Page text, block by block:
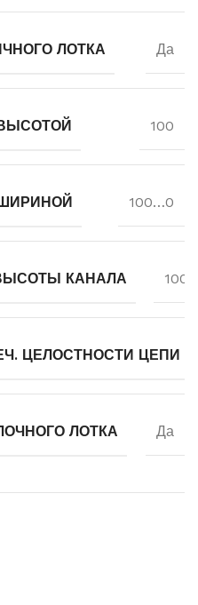
ЛОТКА Да
100
100…0
КАНАЛА 100
ЦЕЛОСТНОСТИ ЦЕПИ
ЛОТКА Да